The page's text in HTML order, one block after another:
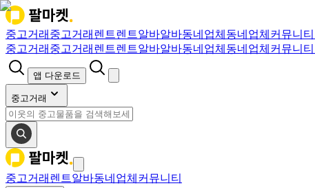
중고거래 중고거래 렌트렌트알바알바동네업체 동네업체 커뮤니티
중고거래 중고거래 렌트렌트알바알바동네업체 동네업체 커뮤니티
앱 다운로드
중고거래
중고거래 렌트알바동네업체 커뮤니티